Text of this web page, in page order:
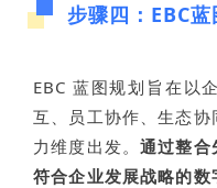
步骤四：EBC
EBC 蓝图规划旨在以
互、员工协作、生态
力维度出发。通过整合
符合企业发展战略的数